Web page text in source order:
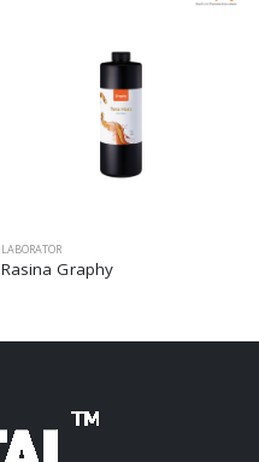
LABORATOR
Rasina Graphy